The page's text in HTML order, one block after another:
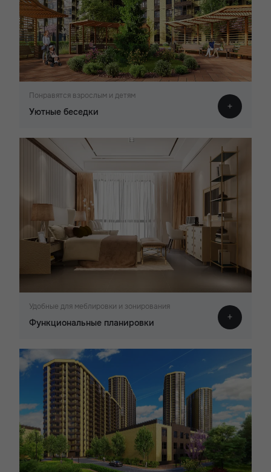
Понравятся взрослым и детям
Уютные беседки
Удобные для меблировки и зонирования
Функциональные планировки